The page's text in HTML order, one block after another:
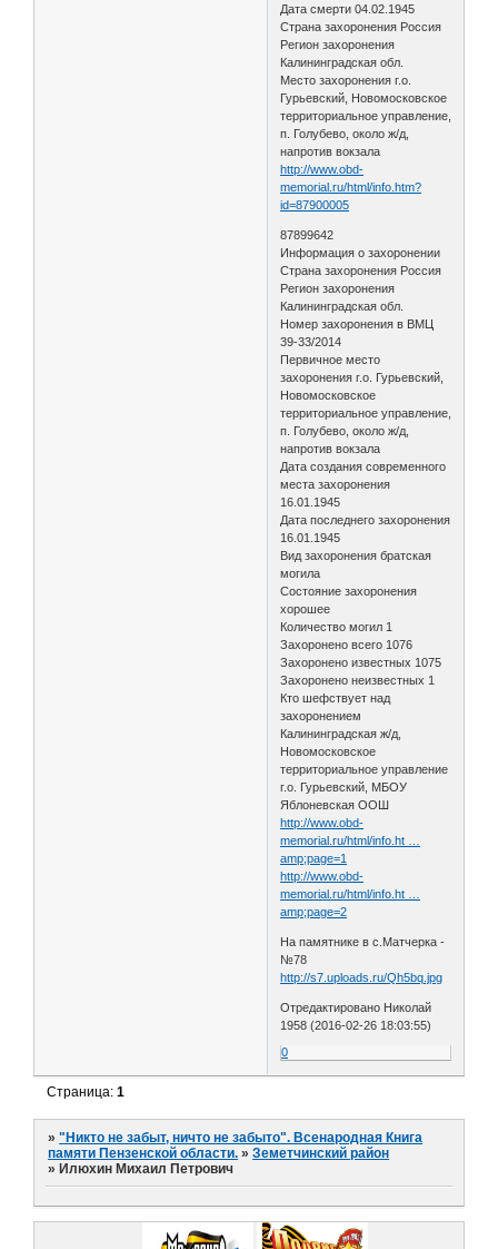
Дата смерти 04.02.1945
Страна захоронения Россия
Регион захоронения
Калининградская обл.
Место захоронения г.о.
Гурьевский, Новомосковское
территориальное управление,
п. Голубево, около ж/д,
напротив вокзала
http://www.obd-
memorial.ru/html/info.htm?
id=87900005
87899642
Информация о захоронении
Страна захоронения Россия
Регион захоронения
Калининградская обл.
Номер захоронения в ВМЦ
39-33/2014
Первичное место
захоронения г.о. Гурьевский,
Новомосковское
территориальное управление,
п. Голубево, около ж/д,
напротив вокзала
Дата создания современного
места захоронения
16.01.1945
Дата последнего захоронения
16.01.1945
Вид захоронения братская
могила
Состояние захоронения
хорошее
Количество могил 1
Захоронено всего 1076
Захоронено известных 1075
Захоронено неизвестных 1
Кто шефствует над
захоронением
Калининградская ж/д,
Новомосковское
территориальное управление
г.о. Гурьевский, МБОУ
Яблоневская ООШ
http://www.obd-
memorial.ru/html/info.ht …
amp;page=1
http://www.obd-
memorial.ru/html/info.ht …
amp;page=2
На памятнике в с.Матчерка -
№78
http://s7.uploads.ru/Qh5bq.jpg
Отредактировано Николай
1958 (2016-02-26 18:03:55)
0
Страница:1
»"Никто не забыт, ничто не забыто". Всенародная Книга
памяти Пензенской области. »Земетчинский район
» Илюхин Михаил Петрович